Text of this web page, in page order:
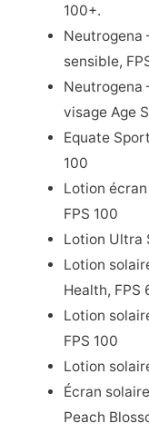
100+.
Neutrogena
sensible,
Neutrogena
visage Age
Equate
100
Lotion
FPS 100
Lotion Ultra
Lotion
Health, FPS
Lotion
FPS 100
Lotion
Écran
Peach